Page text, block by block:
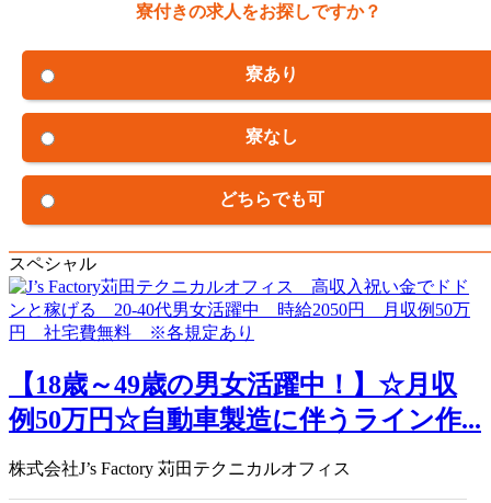
寮付きの求人をお探しですか？
寮あり
寮なし
どちらでも可
スペシャル
【18歳～49歳の男女活躍中！】☆月収
例50万円☆自動車製造に伴うライン作...
株式会社J’s Factory 苅田テクニカルオフィス